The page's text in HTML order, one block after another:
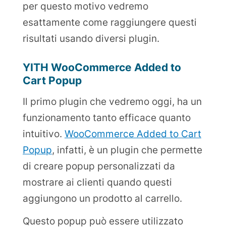
per questo motivo vedremo
esattamente come raggiungere questi
risultati usando diversi plugin.
YITH WooCommerce Added to
Cart Popup
Il primo plugin che vedremo oggi, ha un
funzionamento tanto efficace quanto
intuitivo. WooCommerce Added to Cart
Popup, infatti, è un plugin che permette
di creare popup personalizzati da
mostrare ai clienti quando questi
aggiungono un prodotto al carrello.
Questo popup può essere utilizzato